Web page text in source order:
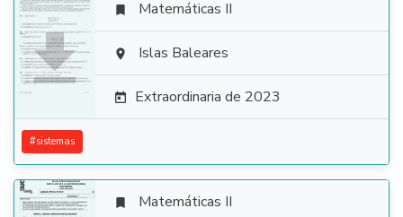

 Matemáticas II
 Islas Baleares
 Extraordinaria de 2023
#sistemas
 Matemáticas II